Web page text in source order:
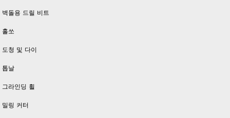
벽돌용 드릴 비트
홀쏘
도청 및 다이
톱날
그라인딩 휠
밀링 커터